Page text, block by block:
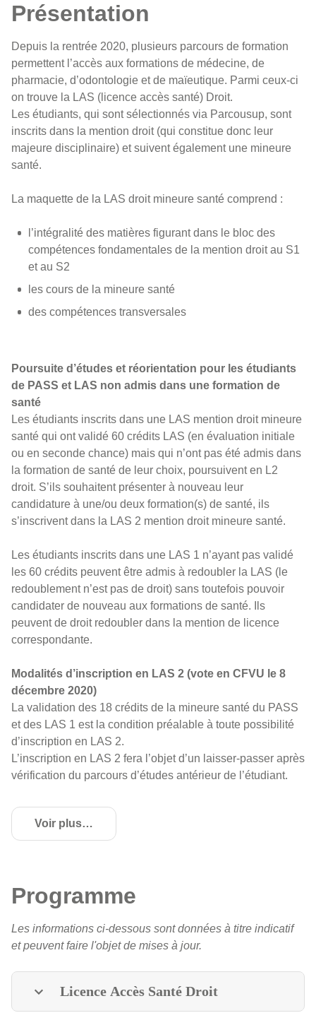
Présentation
Depuis la rentrée 2020, plusieurs parcours de formation
permettent l’accès aux formations de médecine, de
pharmacie, d’odontologie et de maïeutique. Parmi ceux-ci
on trouve la LAS (licence accès santé) Droit.
Les étudiants, qui sont sélectionnés via Parcousup, sont
inscrits dans la mention droit (qui constitue donc leur
majeure disciplinaire) et suivent également une mineure
santé.
La maquette de la LAS droit mineure santé comprend :
l’intégralité des matières figurant dans le bloc des
compétences fondamentales de la mention droit au S1
et au S2
les cours de la mineure santé
des compétences transversales
Poursuite d’études et réorientation pour les étudiants
de PASS et LAS non admis dans une formation de
santé
Les étudiants inscrits dans une LAS mention droit mineure
santé qui ont validé 60 crédits LAS (en évaluation initiale
ou en seconde chance) mais qui n’ont pas été admis dans
la formation de santé de leur choix, poursuivent en L2
droit. S’ils souhaitent présenter à nouveau leur
candidature à une/ou deux formation(s) de santé, ils
s’inscrivent dans la LAS 2 mention droit mineure santé.
Les étudiants inscrits dans une LAS 1 n’ayant pas validé
les 60 crédits peuvent être admis à redoubler la LAS (le
redoublement n’est pas de droit) sans toutefois pouvoir
candidater de nouveau aux formations de santé. Ils
peuvent de droit redoubler dans la mention de licence
correspondante.
Modalités d’inscription en LAS 2 (vote en CFVU le 8
décembre 2020)
La validation des 18 crédits de la mineure santé du PASS
et des LAS 1 est la condition préalable à toute possibilité
d’inscription en LAS 2.
L’inscription en LAS 2 fera l’objet d’un laisser-passer après
vérification du parcours d’études antérieur de l’étudiant.
Voir plus
de détails
Programme
Les informations ci-dessous sont données à titre indicatif
et peuvent faire l'objet de mises à jour.
Licence Accès Santé Droit